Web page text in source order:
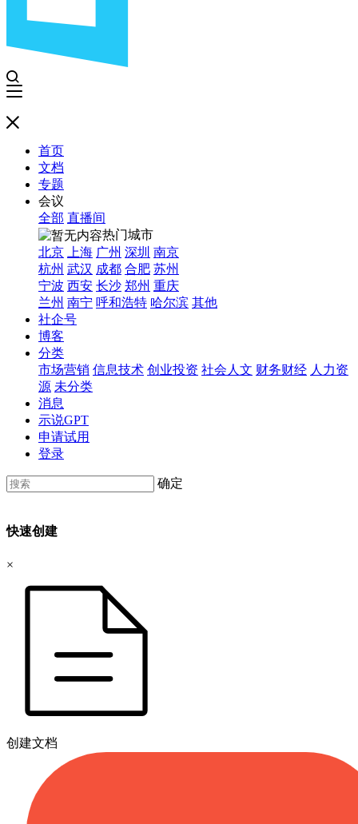
首页
文档
专题
会议
全部 直播间
热门城市
北京
上海 广州 深圳 南京
杭州 武汉 成都 合肥 苏州
宁波 西安 长沙 郑州 重庆
兰州 南宁 呼和浩特 哈尔滨 其他
社企号
博客
分类
市场营销 信息技术 创业投资 社会人文 财务财经 人力资
源 未分类
消息
示说GPT
申请试用
登录
确定
快速创建
×
创建文档